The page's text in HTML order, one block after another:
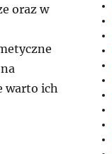
oraz w
warto ich